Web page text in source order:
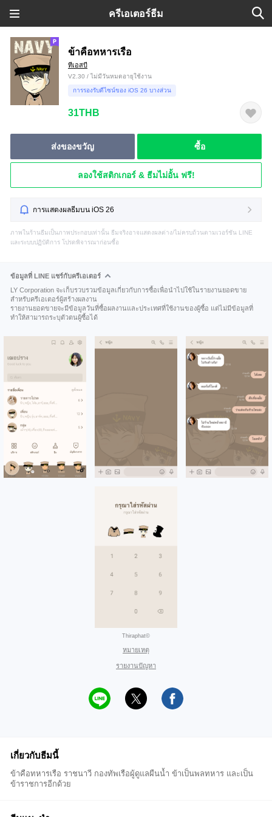
ครีเอเตอร์ธีม
ข้าคือทหารเรือ
ทีเอสบี
V2.30 / ไม่มีวันหมดอายุใช้งาน
การรองรับดีไซน์ของ iOS 26 บางส่วน
31THB
ส่งของขวัญ ซื้อ
ลองใช้สติกเกอร์ & ธีมไม่อั้น ฟรี!
การแสดงผลธีมบน iOS 26
ภาพในร้านธีมเป็นภาพประกอบเท่านั้น ธีมจริงอาจแสดงผลต่าง/ไม่ครบถ้วนตามเวอร์ชัน LINE
และระบบปฏิบัติการ โปรดพิจารณาก่อนซื้อ
ข้อมูลที่ LINE แชร์กับครีเอเตอร์
LY Corporation จะเก็บรวบรวมข้อมูลเกี่ยวกับการซื้อเพื่อนำไปใช้ในรายงานยอดขาย
สำหรับครีเอเตอร์ผู้สร้างผลงาน
รายงานยอดขายจะมีข้อมูลวันที่ซื้อผลงานและประเทศที่ใช้งานของผู้ซื้อ แต่ไม่มีข้อมูลที่
ทำให้สามารถระบุตัวตนผู้ซื้อได้
Thiraphat©
หมายเหตุ
รายงานปัญหา
เกี่ยวกับธีมนี้
ข้าคือทหารเรือ ราชนาวี กองทัพเรือผู้ดูแลผืนน้ำ ข้าเป็นพลทหาร และเป็น
ข้าราชการอีกด้วย